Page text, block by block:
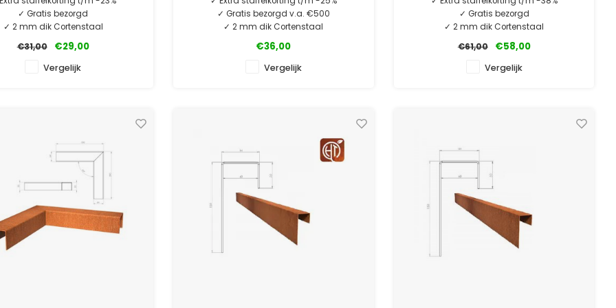
✓ Gratis bezorgd
✓ 2 mm dik Cortenstaal
✓ Laagste prijsgarantie
✓ 10 jaar garantie
€31,00 €29,00
Vergelijk
✓ Gratis bezorgd v.a. €500
✓ 2 mm dik Cortenstaal
✓ Laagste prijsgarantie
✓ 6 jaar garantie
€36,00
Vergelijk
✓ Gratis bezorgd
✓ 2 mm dik Cortenstaal
✓ Laagste prijsgarantie
✓ 10 jaar garantie
€61,00 €58,00
Vergelijk